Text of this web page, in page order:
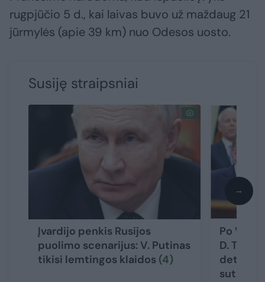
rugpjūčio 5 d., kai laivas buvo už maždaug 21
jūrmylės (apie 39 km) nuo Odesos uosto.
Susiję straipsniai
Įvardijo penkis Rusijos
puolimo scenarijus: V. Putinas
tikisi lemtingos klaidos (4)
Po V.
D.
detalių:
sutarta
→